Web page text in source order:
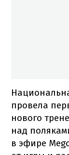
провела
нового
над
в эфире